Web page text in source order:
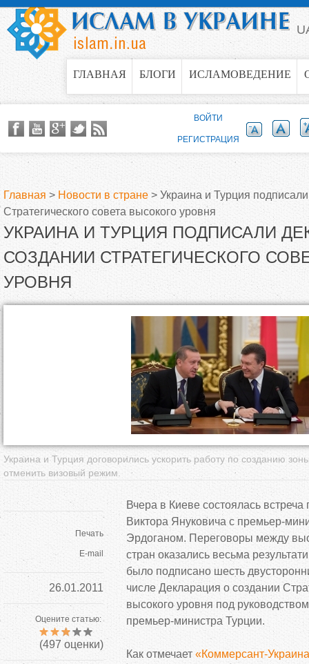
Jump to navigation
ГЛАВНАЯ БЛОГИ ИСЛАМОВЕДЕНИЕ
В
ы
з
Главная > Новости в стране > Украина и Турция
Стратегического совета высокого уровня
УКРАИНА И ТУРЦИЯ ПОДПИСАЛИ
СОЗДАНИИ СТРАТЕГИЧЕСКОГО
УРОВНЯ
Украина и Турция договорились ускорить работу по созданию
отменить визовый режим.
Печать
E-mail
26.01.2011
Оцените статью:
(497 оценки)
Вчера в Киеве состоялась
Виктора Януковича с премьер-
Эрдоганом. Переговоры между
стран оказались весьма
было подписано шесть
числе Декларация о создании
высокого уровня под
премьер-министра Турции.
Как отмечает «Коммерсант-
ВОЙТИ
РЕГИСТРАЦИЯ